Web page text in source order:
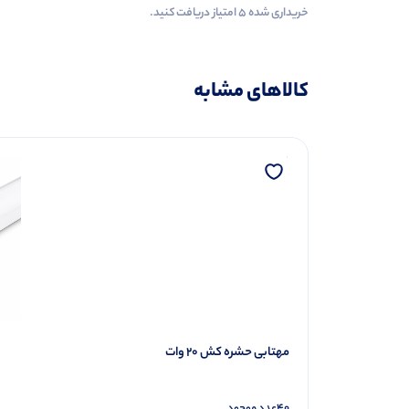
خریداری شده ۵ امتیاز دریافت کنید.
کالاهای مشابه
مهتابی حشره کش 20 وات